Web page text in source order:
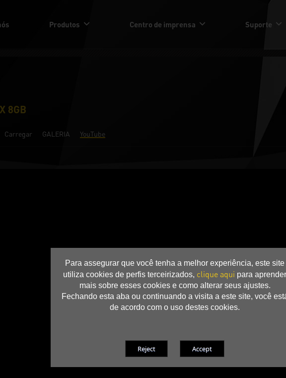
Para assegurar que você tenha a melhor experiência, este site
utiliza cookies de perfis terceirizados, clique aqui para aprender
mais sobre esses cookies e como alterar seus ajustes.
Fechando esta aba ou continuando a visita a este site, você
de acordo com o uso destes cookies.
Produtos Centro de imprensa Suporte
8GB
Carregar GALERIA YouTube